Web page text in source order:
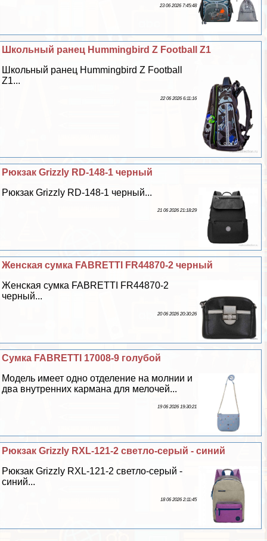
23 06 2026 7:45:48
Школьный ранец Hummingbird Z Football Z1
Школьный ранец Hummingbird Z Football
Z1...
22 06 2026 6:11:16
Рюкзак Grizzly RD-148-1 черный
Рюкзак Grizzly RD-148-1 черный...
21 06 2026 21:18:29
Женская сумка FABRETTI FR44870-2 черный
Женская сумка FABRETTI FR44870-2
черный...
20 06 2026 20:30:26
Сумка FABRETTI 17008-9 гoлyбой
Модель имеет одно отделение на молнии и
два внутренних кармана для мелочей...
19 06 2026 19:30:21
Рюкзак Grizzly RXL-121-2 светло-серый - синий
Рюкзак Grizzly RXL-121-2 светло-серый -
синий...
18 06 2026 2:11:45